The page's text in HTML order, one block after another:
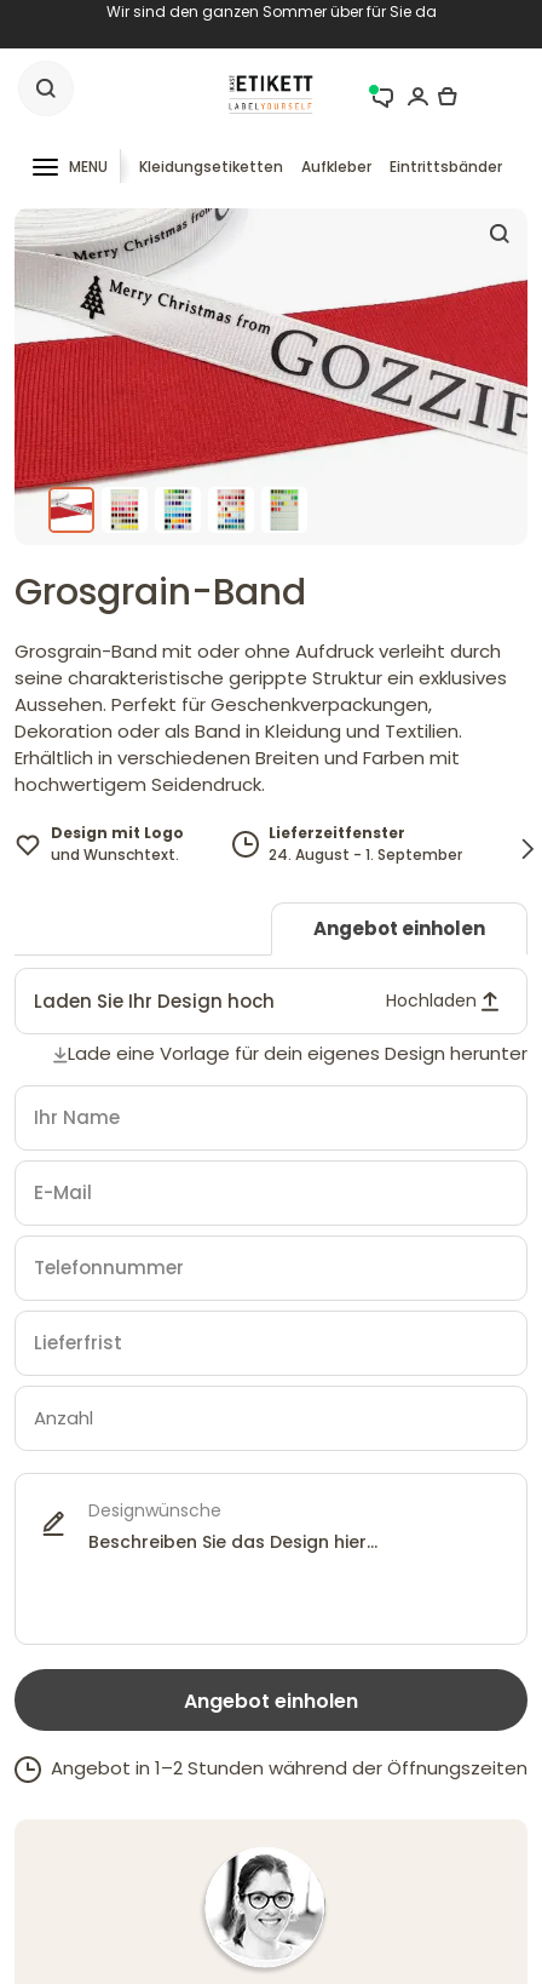
Wir sind den ganzen Sommer über für Sie da
MENU Kleidungsetiketten Aufkleber Eintrittsbänder
Grosgrain-Band
Grosgrain-Band mit oder ohne Aufdruck verleiht durch
seine charakteristische gerippte Struktur ein exklusives
Aussehen. Perfekt für Geschenkverpackungen,
Dekoration oder als Band in Kleidung und Textilien.
Erhältlich in verschiedenen Breiten und Farben mit
hochwertigem Seidendruck.
Design mit Logo
und Wunschtext.
Lieferzeitfenster
24. August - 1. September
Angebot einholen
Laden Sie Ihr Design hoch Hochladen
Lade eine Vorlage für dein eigenes Design herunter
Designwünsche
Angebot einholen
Angebot in 1–2 Stunden während der Öffnungszeiten